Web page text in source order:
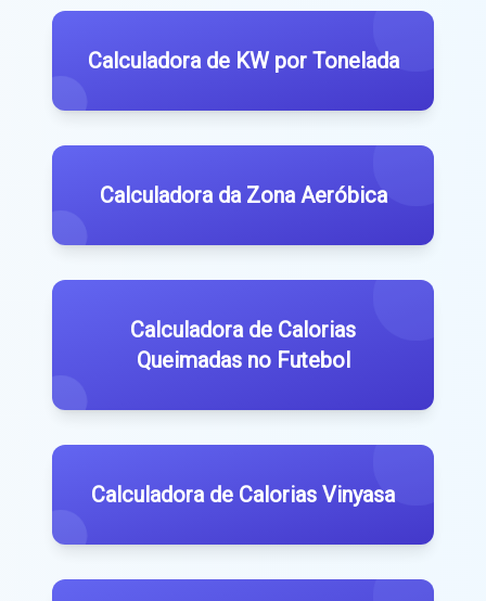
Calculadora de KW por Tonelada
Calculadora da Zona Aeróbica
Calculadora de Calorias
Queimadas no Futebol
Calculadora de Calorias Vinyasa